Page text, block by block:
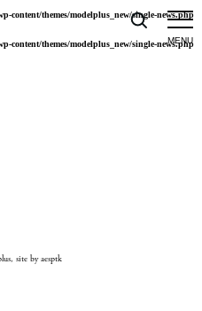
content/themes/modelplus_new/single-news.php
content/themes/modelplus_new/single-news.php
site byaesptk